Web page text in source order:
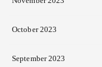
October 2023
September 2023